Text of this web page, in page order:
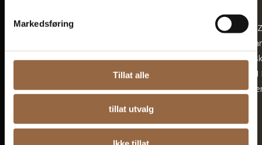
Markedsføring
Tillat alle
tillat utvalg
Otto har vært i Fazenda siden 2014. Han har bakgrunn fra DTZ
Realkapital (nå Cushman & Wakefield Realkapital) hvor han
Her arbeidet han med rådgivning i utviklingsprosjekter for
ExxonMobil, Rolls Royce Marine, Umoe AS og Hafslund ASA. I
leder han utviklingsavdelingen, og arbeider særlig med
reguleringssaker og annen myndighetskontakt.